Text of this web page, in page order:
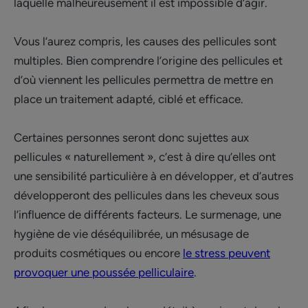
laquelle malheureusement il est impossible d’agir.
Vous l’aurez compris, les causes des pellicules sont
multiples. Bien comprendre l’origine des pellicules et
d’où viennent les pellicules permettra de mettre en
place un traitement adapté, ciblé et efficace.
Certaines personnes seront donc sujettes aux
pellicules « naturellement », c’est à dire qu’elles ont
une sensibilité particulière à en développer, et d’autres
développeront des pellicules dans les cheveux sous
l’influence de différents facteurs. Le surmenage, une
hygiène de vie déséquilibrée, un mésusage de
produits cosmétiques ou encore le stress peuvent
provoquer une poussée pelliculaire.